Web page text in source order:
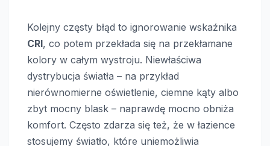
Kolejny częsty błąd to ignorowanie wskaźnika
CRI, co potem przekłada się na przekłamane
kolory w całym wystroju. Niewłaściwa
dystrybucja światła – na przykład
nierównomierne oświetlenie, ciemne kąty albo
zbyt mocny blask – naprawdę mocno obniża
komfort. Często zdarza się też, że w łazience
stosujemy światło, które uniemożliwia